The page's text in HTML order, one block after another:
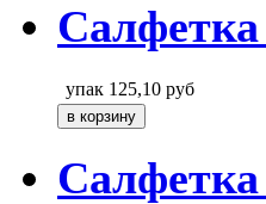
упак 125,10 руб